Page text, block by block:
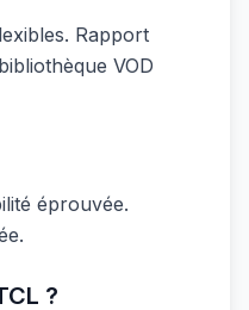
Rapport
VOD
éprouvée.
?